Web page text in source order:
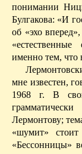
понимании
Булгакова: «И
об «эхо
именно тем, что
мне известен,
1968 г. В
Лермонтову;
«шумит»
«Бессонницы»